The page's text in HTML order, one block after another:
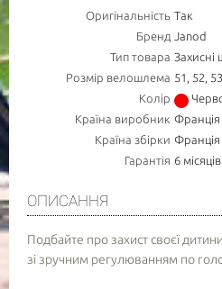
Оригінальність Так
Бренд Janod
Тип товара
Розмір велошлема 51, 52,
Колір
Країна виробник Франція
Країна збірки Франція
Гарантія 6 місяців
ОПИСАННЯ
Подбайте про захист своєї
зі зручним регулюванням по